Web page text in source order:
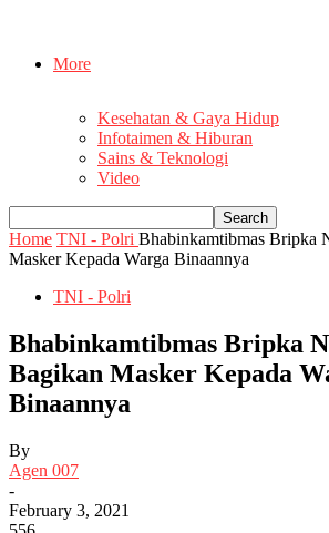
More
Kesehatan & Gaya Hidup
Infotaimen & Hiburan
Sains & Teknologi
Video
Home TNI - Polri Bhabinkamtibmas Bripka
Masker Kepada Warga Binaannya
TNI - Polri
Bhabinkamtibmas Bripka
Bagikan Masker Kepada
Binaannya
By
Agen 007
-
February 3, 2021